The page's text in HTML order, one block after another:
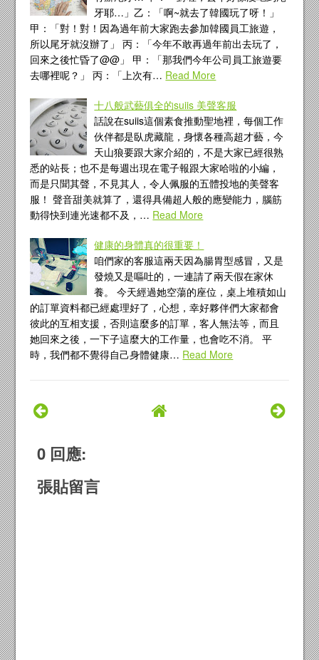
牙耶…」乙：「啊~就去了韓國玩了呀！」
甲：「對！對！因為過年前大家跑去參加韓國員工旅遊，
所以尾牙就沒辦了」 丙：「今年不敢再過年前出去玩了，
回來之後忙昏了@@」 甲：「那我們今年公司員工旅遊要
去哪裡呢？」 丙：「上次有… Read More
十八般武藝俱全的suiis 美聲客服
話說在suiis這個素食推動聖地裡，每個工作
伙伴都是臥虎藏龍，身懷各種高超才藝，今
天山狼要跟大家介紹的，不是大家已經很熟
悉的站長；也不是每週出現在電子報跟大家哈啦的小編，
而是只聞其聲，不見其人，令人佩服的五體投地的美聲客
服！ 聲音甜美就算了，還得具備超人般的應變能力，腦筋
動得快到連光速都不及，… Read More
健康的身體真的很重要！
咱們家的客服這兩天因為腸胃型感冒，又是
發燒又是嘔吐的，一連請了兩天假在家休
養。 今天經過她空蕩的座位，桌上堆積如山
的訂單資料都已經處理好了，心想，幸好夥伴們大家都會
彼此的互相支援，否則這麼多的訂單，客人無法等，而且
她回來之後，一下子這麼大的工作量，也會吃不消。 平
時，我們都不覺得自己身體健康… Read More
0 回應:
張貼留言